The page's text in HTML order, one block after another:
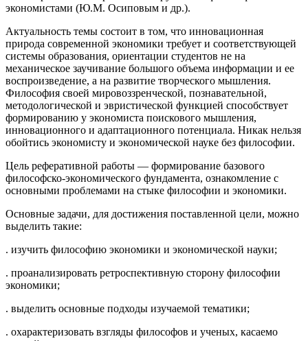
экономистами (Ю.М. Осиповым и др.).
Актуальность темы состоит в том, что инновационная
природа современной экономики требует и соответствующей
системы образования, ориентации студентов не на
механическое заучивание большого объема информации и ее
воспроизведение, а на развитие творческого мышления.
Философия своей мировоззренческой, познавательной,
методологической и эвристической функцией способствует
формированию у экономиста поискового мышления,
инновационного и адаптационного потенциала. Никак нельзя
обойтись экономисту и экономической науке без философии.
Цель реферативной работы — формирование базового
философско-экономического фундамента, ознакомление с
основными проблемами на стыке философии и экономики.
Основные задачи, для достижения поставленной цели, можно
выделить такие:
. изучить философию экономики и экономической науки;
. проанализировать ретроспективную сторону философии
экономики;
. выделить основные подходы изучаемой тематики;
. охарактеризовать взгляды философов и ученых, касаемо